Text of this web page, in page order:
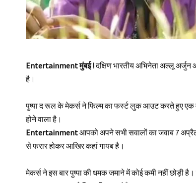
Entertainment मुंबई !दक्षिण भारतीय अभिनेता अल्लू अर्जुन
है।
पुष्पा द रूल के मेकर्स ने फिल्म का फर्स्ट लुक आउट करते हुए एक
होने वाला है।
Entertainmentआपको अपने सभी सवालों का जवाब 7
से फरार होकर आखिर कहां गायब है।
मेकर्स ने इस बार पुष्पा की धमक जमाने में कोई कमी नहीं